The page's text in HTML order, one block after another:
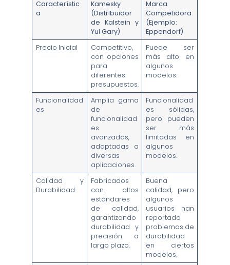
Característic
a
Kamesky
(Distribuidor
de Kalstein y
Yul Gary)
Marca
Competidora
(Ejemplo:
Eppendorf)
Precio Inicial
Competitivo,
con opciones
para
diferentes
presupuestos.
Puede ser
más alto en
algunos
modelos.
Funcionalidad
es
Amplia gama
de
funcionalidad
es
avanzadas,
adaptadas a
diversas
aplicaciones.
Funcionalidad
es sólidas,
pero pueden
ser más
limitadas en
algunos
modelos.
Calidad y
Durabilidad
Fabricados
con altos
estándares
de calidad,
garantizando
durabilidad y
precisión a
largo plazo.
Buena
calidad, pero
algunos
usuarios han
reportado
problemas de
durabilidad
en ciertos
modelos.